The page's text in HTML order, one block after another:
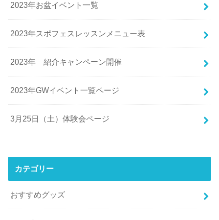
2023年お盆イベント一覧
2023年スポフェスレッスンメニュー表
2023年 紹介キャンペーン開催
2023年GWイベント一覧ページ
3月25日（土）体験会ページ
カテゴリー
おすすめグッズ